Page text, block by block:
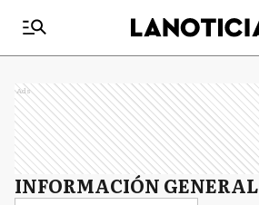
Ads
INFORMACIÓN GENERAL